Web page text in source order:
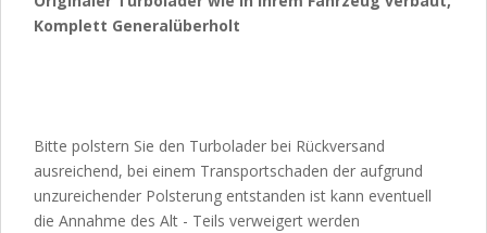
Komplett Generalüberholt
Bitte polstern Sie den Turbolader bei Rückversand
ausreichend, bei einem Transportschaden der aufgrund
unzureichender Polsterung entstanden ist kann eventuell
die Annahme des Alt - Teils verweigert werden